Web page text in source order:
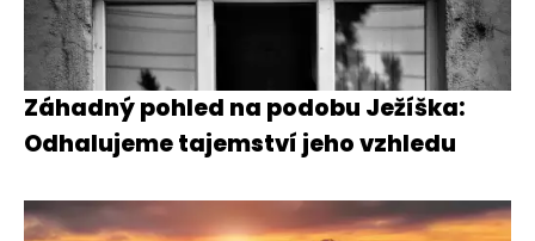
Záhadný pohled na podobu Ježíška:
Odhalujeme tajemství jeho vzhledu